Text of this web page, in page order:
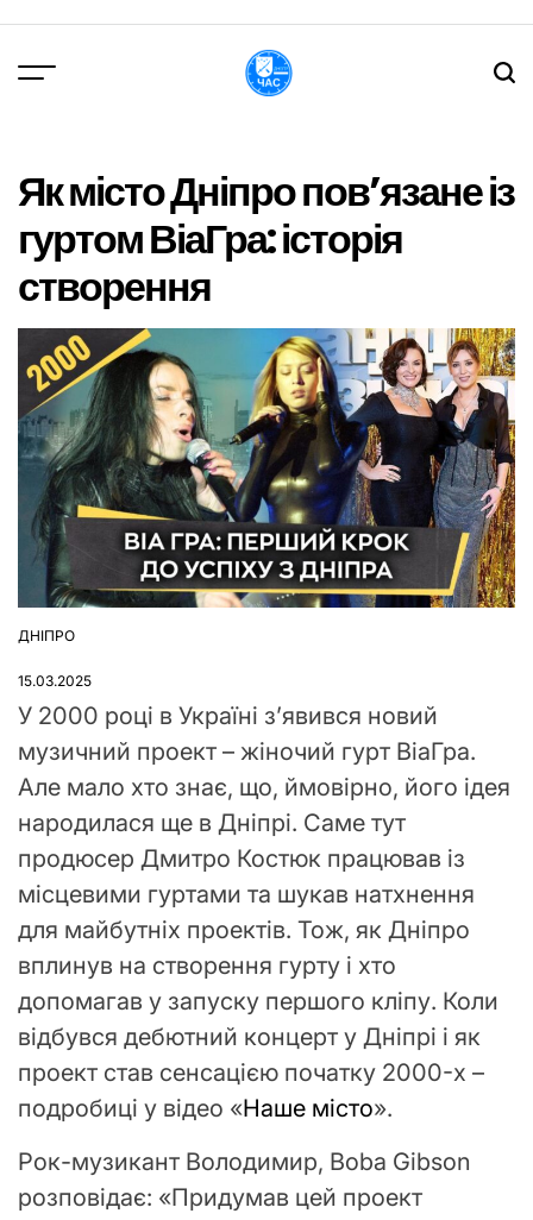
вмісту
Як місто Дніпро пов’язане із
гуртом ВіаГра: історія
створення
ОПУБЛІКУВАТИ
ДНІПРО
15.03.2025
У 2000 році в Україні з’явився новий
музичний проект – жіночий гурт ВіаГра.
Але мало хто знає, що, ймовірно, його ідея
народилася ще в Дніпрі. Саме тут
продюсер Дмитро Костюк працював із
місцевими гуртами та шукав натхнення
для майбутніх проектів. Тож, як Дніпро
вплинув на створення гурту і хто
допомагав у запуску першого кліпу. Коли
відбувся дебютний концерт у Дніпрі і як
проект став сенсацією початку 2000-х –
подробиці у відео «Наше місто».
Рок-музикант Володимир, Boba Gibson
розповідає: «Придумав цей проект